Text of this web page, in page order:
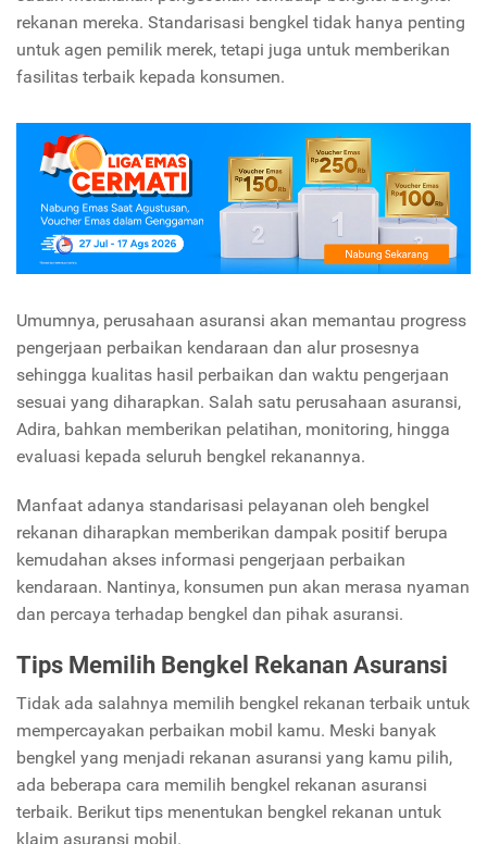
rekanan mereka. Standarisasi bengkel tidak hanya penting
untuk agen pemilik merek, tetapi juga untuk memberikan
fasilitas terbaik kepada konsumen.
Umumnya, perusahaan asuransi akan memantau progress
pengerjaan perbaikan kendaraan dan alur prosesnya
sehingga kualitas hasil perbaikan dan waktu pengerjaan
sesuai yang diharapkan. Salah satu perusahaan asuransi,
Adira, bahkan memberikan pelatihan, monitoring, hingga
evaluasi kepada seluruh bengkel rekanannya.
Manfaat adanya standarisasi pelayanan oleh bengkel
rekanan diharapkan memberikan dampak positif berupa
kemudahan akses informasi pengerjaan perbaikan
kendaraan. Nantinya, konsumen pun akan merasa nyaman
dan percaya terhadap bengkel dan pihak asuransi.
Tips Memilih Bengkel Rekanan Asuransi
Tidak ada salahnya memilih bengkel rekanan terbaik untuk
mempercayakan perbaikan mobil kamu. Meski banyak
bengkel yang menjadi rekanan asuransi yang kamu pilih,
ada beberapa cara memilih bengkel rekanan asuransi
terbaik. Berikut tips menentukan bengkel rekanan untuk
klaim asuransi mobil.